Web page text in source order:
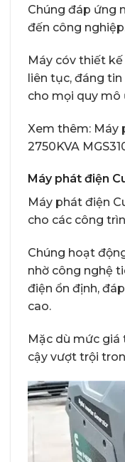
Chúng đáp ứng
đến công
Máy cóv thiết
liên tục, đáng tin
cho mọi quy mô
Xem thêm: Máy
2750KVA
Máy phát điện
Máy phát điện
cho các công
Chúng hoạt
nhờ công nghệ
điện ổn định,
cao.
Mặc dù mức giá
cậy vượt trội